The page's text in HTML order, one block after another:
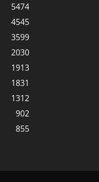
5474
4545
3599
2030
1913
1831
1312
902
855